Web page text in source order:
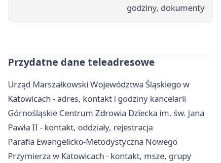
godziny, dokumenty
Przydatne dane teleadresowe
Urząd Marszałkowski Województwa Śląskiego w
Katowicach - adres, kontakt i godziny kancelarii
Górnośląskie Centrum Zdrowia Dziecka im. św. Jana
Pawła II - kontakt, oddziały, rejestracja
Parafia Ewangelicko-Metodystyczna Nowego
Przymierza w Katowicach - kontakt, msze, grupy